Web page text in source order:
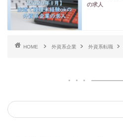
の求人
HOME 外資系企業 外資系転職